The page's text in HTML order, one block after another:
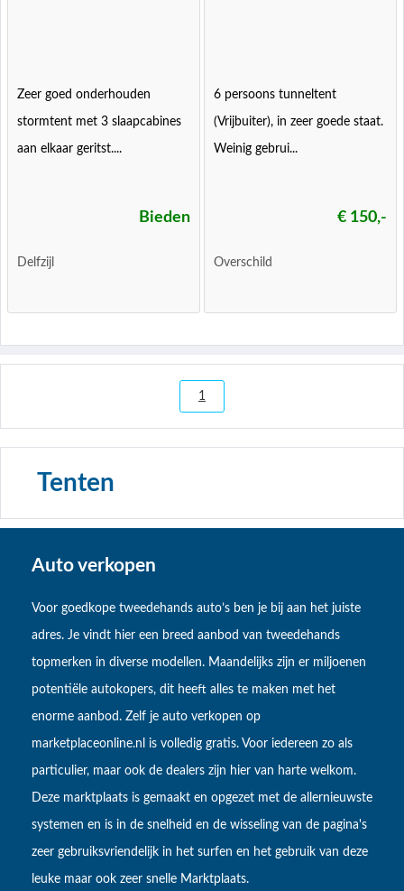
Zeer goed onderhouden
stormtent met 3 slaapcabines
aan elkaar geritst....
Bieden
Delfzijl
6 persoons tunneltent
(Vrijbuiter), in zeer goede staat.
Weinig gebrui...
€ 150,-
Overschild
1
Tenten
Auto verkopen
Voor goedkope tweedehands auto’s ben je bij aan het juiste
adres. Je vindt hier een breed aanbod van tweedehands
topmerken in diverse modellen. Maandelijks zijn er miljoenen
potentiële autokopers, dit heeft alles te maken met het
enorme aanbod. Zelf je auto verkopen op
marketplaceonline.nl is volledig gratis. Voor iedereen zo als
particulier, maar ook de dealers zijn hier van harte welkom.
Deze marktplaats is gemaakt en opgezet met de allernieuwste
systemen en is in de snelheid en de wisseling van de pagina's
zeer gebruiksvriendelijk in het surfen en het gebruik van deze
leuke maar ook zeer snelle Marktplaats.